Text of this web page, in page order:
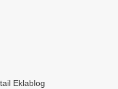
Eklablog